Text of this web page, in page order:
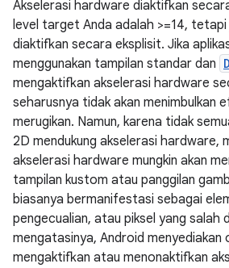
Akselerasi hardware diaktifkan
level target Anda adalah >=14,
diaktifkan secara eksplisit. Jika
menggunakan tampilan standar dan
mengaktifkan akselerasi hardware
seharusnya tidak akan menimbulkan
merugikan. Namun, karena tidak
2D mendukung akselerasi hardware,
akselerasi hardware mungkin akan
tampilan kustom atau panggilan
biasanya bermanifestasi sebagai
pengecualian, atau piksel yang salah
mengatasinya, Android menyediakan
mengaktifkan atau menonaktifkan